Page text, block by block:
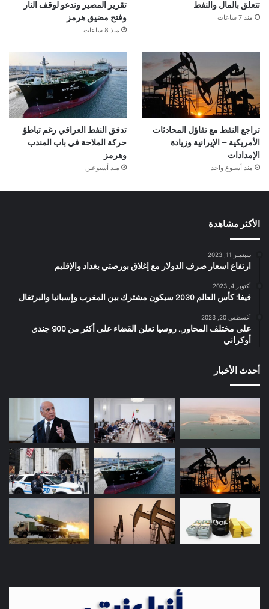
تتعلق بالمال والنفط
منذ 7 ساعات
تقرير المصير وندعو لوقف النار
وفتح مضيق هرمز
منذ 8 ساعات
تراجع النفط مع تفاؤل المحادثات
الأمريكية – الإيرانية وزيادة
الإمدادات
منذ أسبوع واحد
تدفق النفط العراقي رغم تباطؤ
حركة الملاحة في باب المندب
وهرمز
منذ أسبوعين
الأكثر مشاهدة
سبتمبر 11, 2023
ارتفاع اسعار صرف الدولار مع إغلاق بورصتي بغداد والإقليم
أكتوبر 4, 2023
فيفا: كأس العالم 2030 سيكون مشترك بين المغرب وإسبانيا والبرتغال
أغسطس 20, 2023
على مختلف المحاور.. روسيا تعلن القضاء على أكثر من 900 جندي
أوكراني
أحدث الأخبار